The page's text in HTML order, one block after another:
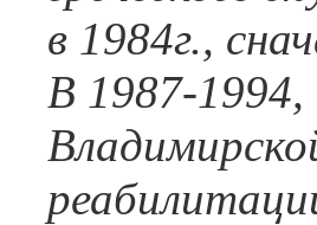
в 1984г.,
В 1987-1994,